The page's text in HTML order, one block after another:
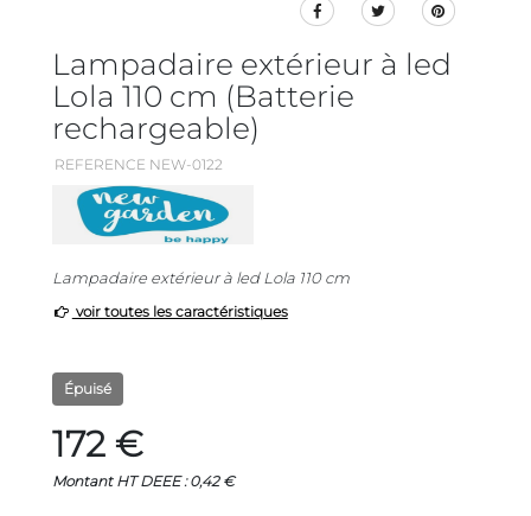
Lampadaire extérieur à led
Lola 110 cm (Batterie
rechargeable)
REFERENCE NEW-0122
Lampadaire extérieur à led Lola 110 cm
voir toutes les caractéristiques
Épuisé
172 €
Montant HT DEEE : 0,42 €